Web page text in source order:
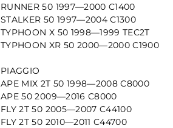
RUNNER 50 1997—2000 C1400
STALKER 50 1997—2004 C1300
TYPHOON X 50 1998—1999 TEC2T
TYPHOON XR 50 2000—2000 C1900
PIAGGIO
APE MIX 2T 50 1998—2008 C8000
APE 50 2009—2016 C8000
FLY 2T 50 2005—2007 C44100
FLY 2T 50 2010—2011 C44700